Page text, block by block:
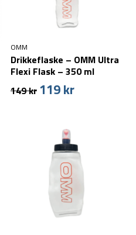
OMM
Drikkeflaske – OMM Ultra
Flexi Flask – 350 ml
149kr Den
149 kr.
119krDen
119 kr.